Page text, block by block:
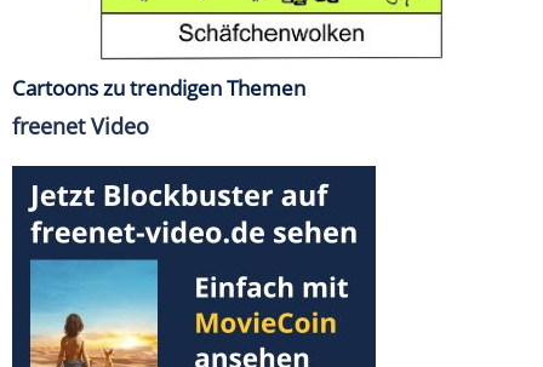
Cartoons zu trendigen Themen
freenet Video